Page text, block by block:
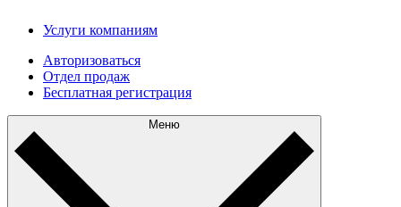
Услуги компаниям
Авторизоваться
Отдел продаж
Бесплатная регистрация
Меню